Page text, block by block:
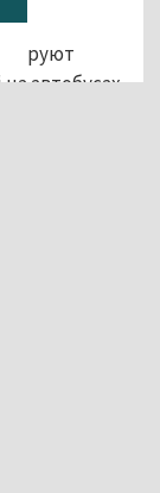
автобусах,